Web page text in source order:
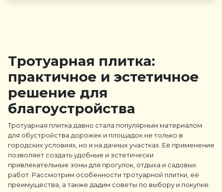
Тротуарная плитка:
практичное и эстетичное
решение для
благоустройства
Тротуарная плитка давно стала популярным материалом
для обустройства дорожек и площадок не только в
городских условиях, но и на дачных участках. Её применение
позволяет создать удобные и эстетически
привлекательные зоны для прогулок, отдыха и садовых
работ. Рассмотрим особенности тротуарной плитки, её
преимущества, а также дадим советы по выбору и покупке.